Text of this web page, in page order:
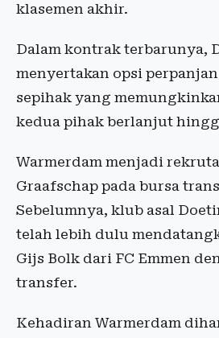
klasemen akhir.
Dalam kontrak terbarunya,
menyertakan opsi
sepihak yang
kedua pihak berlanjut
Warmerdam menjadi
Graafschap pada bursa
Sebelumnya, klub asal
telah lebih dulu
Gijs Bolk dari FC Emmen
transfer.
Kehadiran Warmerdam